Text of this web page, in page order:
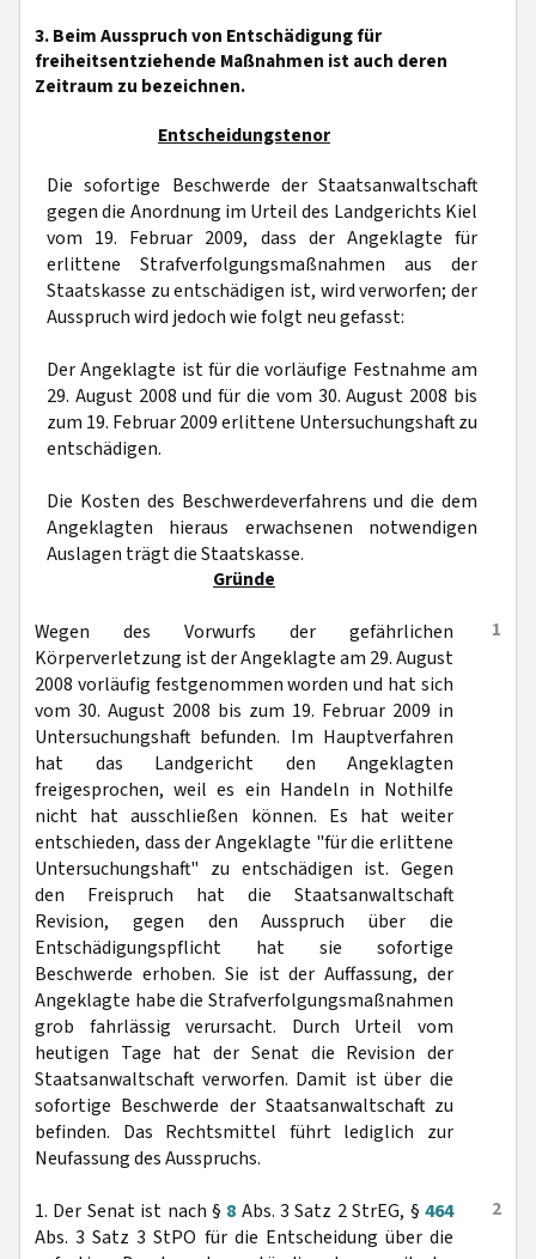
3. Beim Ausspruch von Entschädigung für
freiheitsentziehende Maßnahmen ist auch deren
Zeitraum zu bezeichnen.
Entscheidungstenor
Die sofortige Beschwerde der Staatsanwaltschaft
gegen die Anordnung im Urteil des Landgerichts Kiel
vom 19. Februar 2009, dass der Angeklagte für
erlittene Strafverfolgungsmaßnahmen aus der
Staatskasse zu entschädigen ist, wird verworfen; der
Ausspruch wird jedoch wie folgt neu gefasst:
Der Angeklagte ist für die vorläufige Festnahme am
29. August 2008 und für die vom 30. August 2008 bis
zum 19. Februar 2009 erlittene Untersuchungshaft zu
entschädigen.
Die Kosten des Beschwerdeverfahrens und die dem
Angeklagten hieraus erwachsenen notwendigen
Auslagen trägt die Staatskasse.
Gründe
1
Wegen des Vorwurfs der gefährlichen
Körperverletzung ist der Angeklagte am 29. August
2008 vorläufig festgenommen worden und hat sich
vom 30. August 2008 bis zum 19. Februar 2009 in
Untersuchungshaft befunden. Im Hauptverfahren
hat das Landgericht den Angeklagten
freigesprochen, weil es ein Handeln in Nothilfe
nicht hat ausschließen können. Es hat weiter
entschieden, dass der Angeklagte "für die erlittene
Untersuchungshaft" zu entschädigen ist. Gegen
den Freispruch hat die Staatsanwaltschaft
Revision, gegen den Ausspruch über die
Entschädigungspflicht hat sie sofortige
Beschwerde erhoben. Sie ist der Auffassung, der
Angeklagte habe die Strafverfolgungsmaßnahmen
grob fahrlässig verursacht. Durch Urteil vom
heutigen Tage hat der Senat die Revision der
Staatsanwaltschaft verworfen. Damit ist über die
sofortige Beschwerde der Staatsanwaltschaft zu
befinden. Das Rechtsmittel führt lediglich zur
Neufassung des Ausspruchs.
2
1. Der Senat ist nach § 8 Abs. 3 Satz 2 StrEG, §464
Abs. 3 Satz 3 StPO für die Entscheidung über die